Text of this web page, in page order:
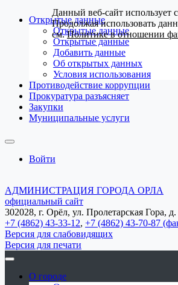
Открытые данные
Открытые данные
Открытые данные
Добавить данные
Об открытых данных
Условия использования
Противодействие коррупции
Прокуратура разъясняет
Закупки
Муниципальные услуги
Войти
АДМИНИСТРАЦИЯ ГОРОДА ОРЛА
официальный сайт
302028, г. Орёл, ул. Пролетарская Гора, д.
+7 (4862) 43-33-12, +7 (4862) 43-70-87
Версия для слабовидящих
Версия для печати
О городе
Данный веб-сайт использует
Продолжая использовать
см.Политике в отношении